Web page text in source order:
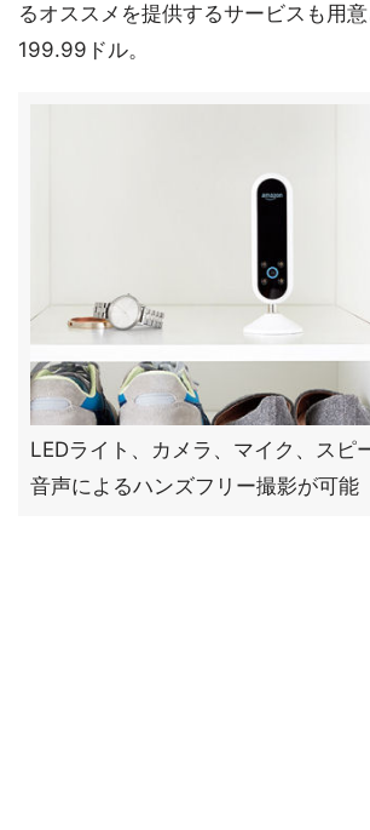
るオススメを提供するサービスも用
199.99ドル。
LEDライト、カメラ、マイク、スピ
音声によるハンズフリー撮影が可能